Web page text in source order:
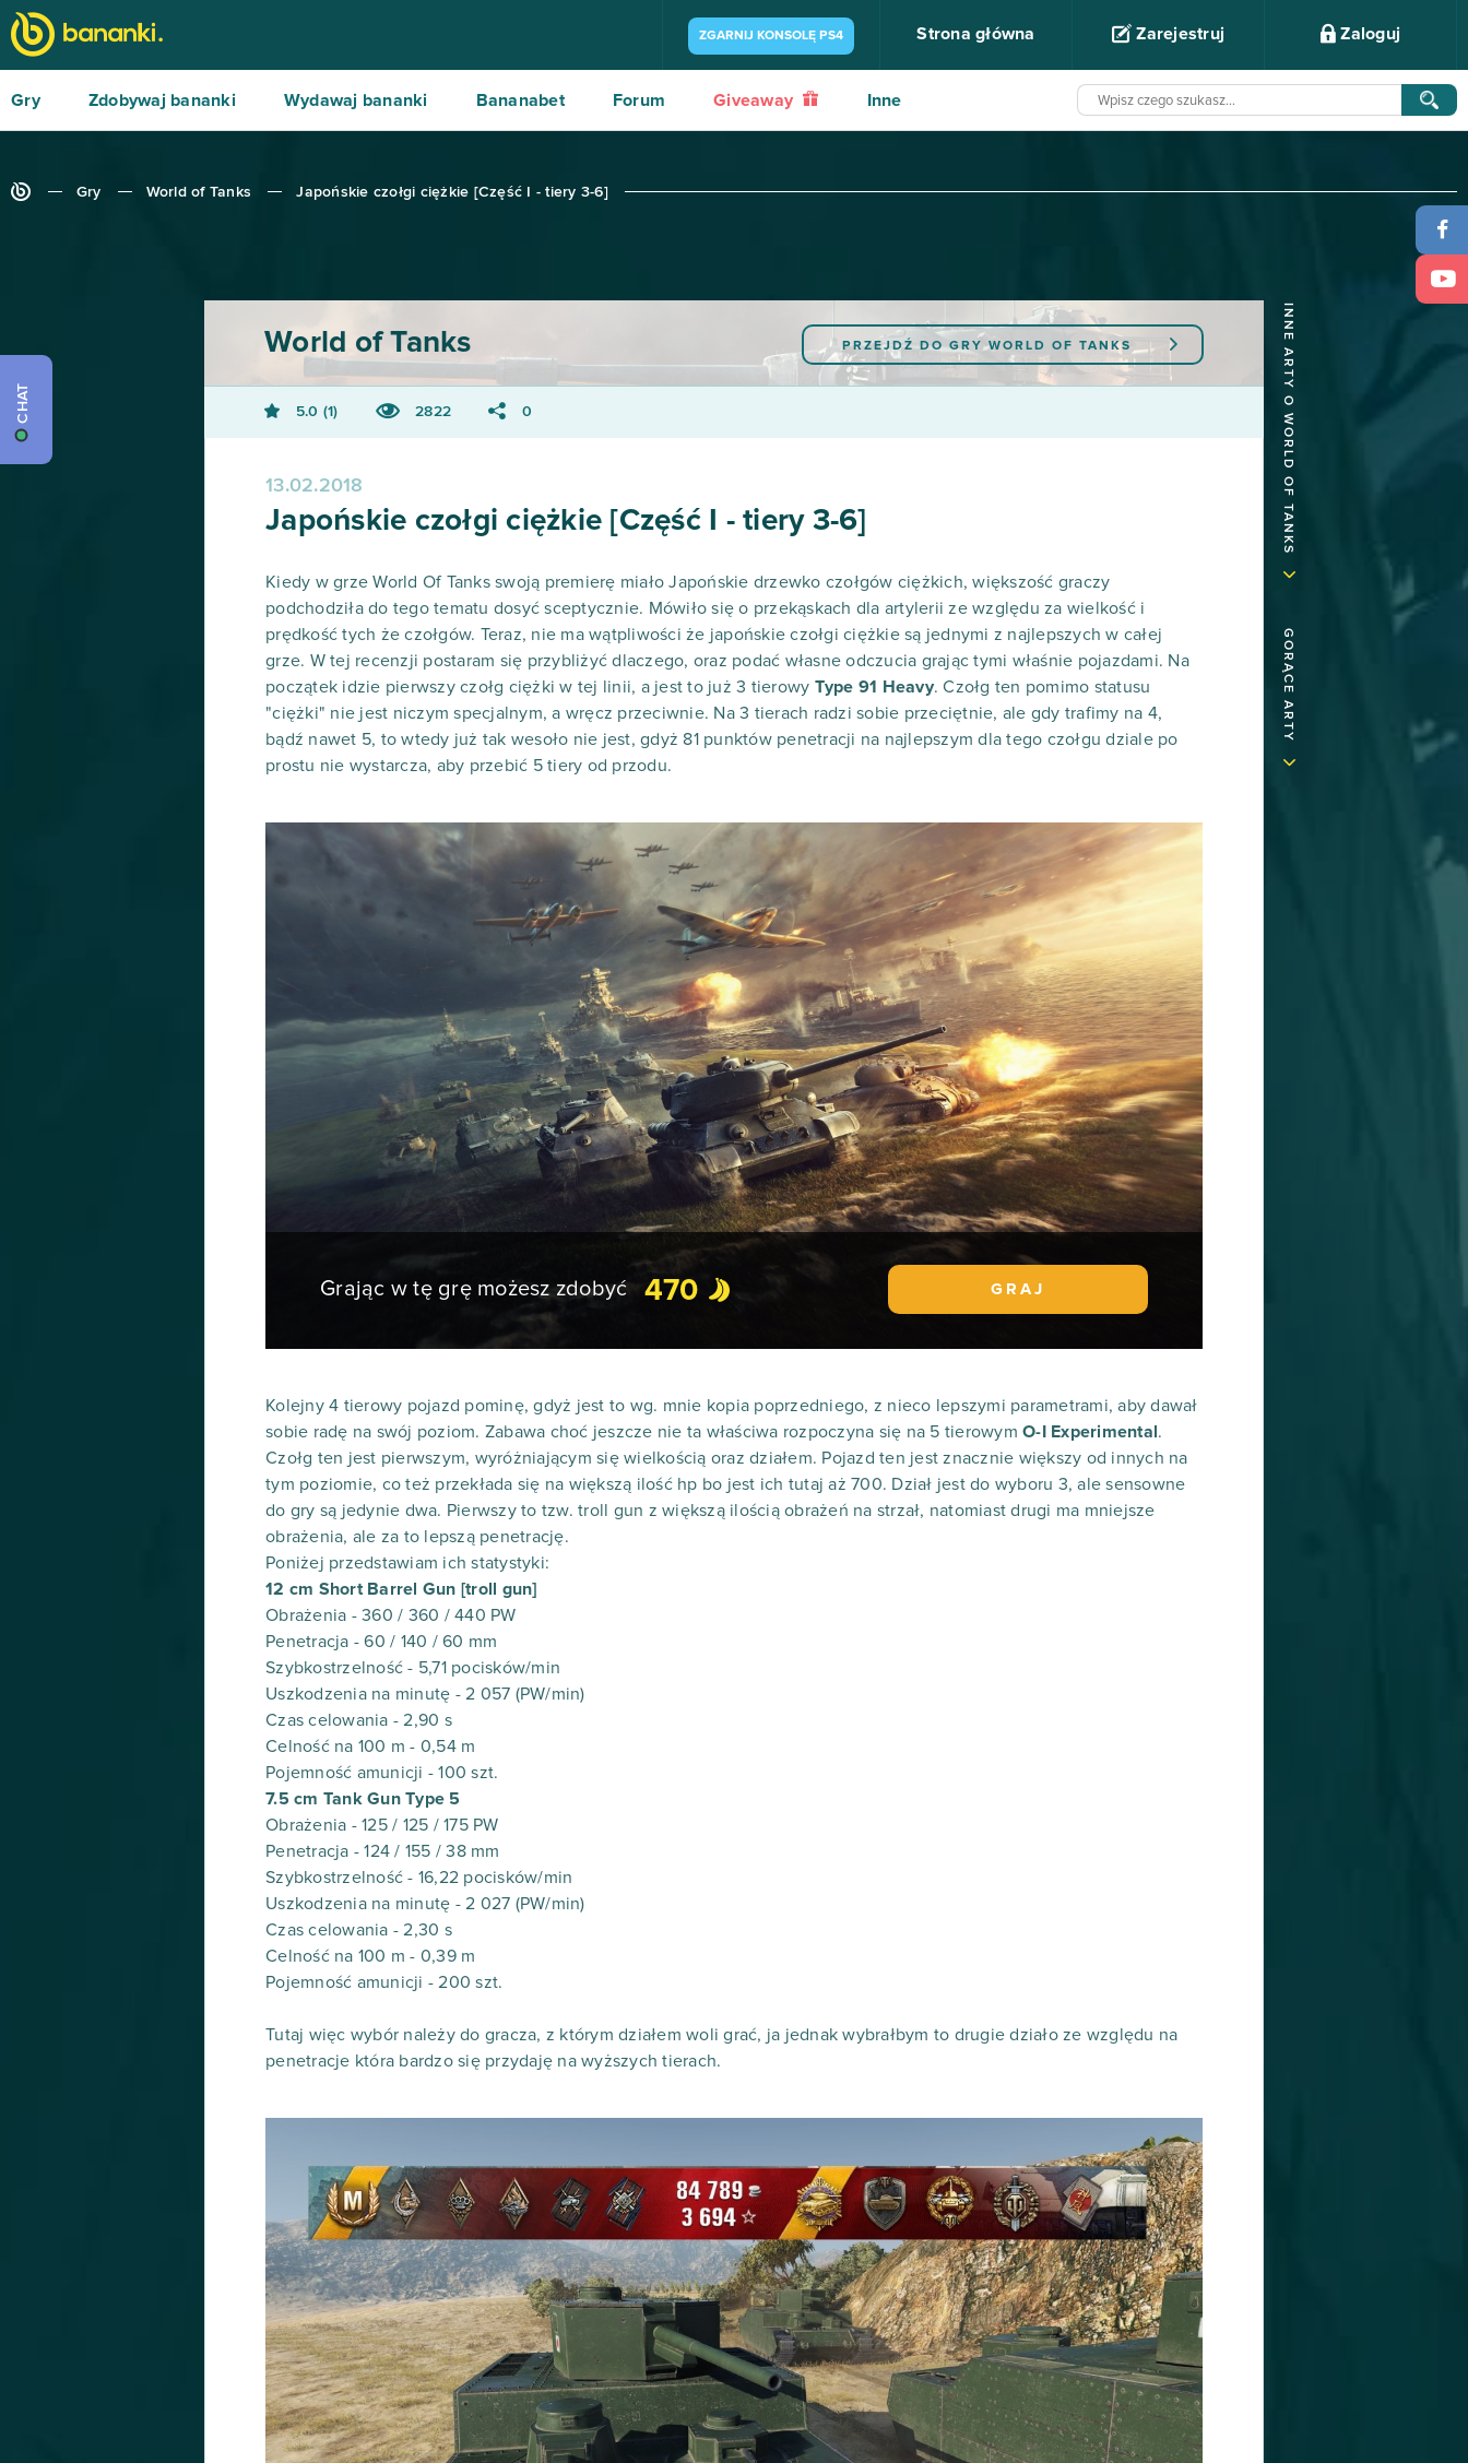
ZGARNIJ KONSOLĘ PS4 Strona główna Zarejestruj Zaloguj
Gry Zdobywaj bananki Wydawaj bananki Bananabet Forum Giveaway Inne
Gry World of Tanks Japońskie czołgi ciężkie [Część I - tiery 3-6]
INNE ARTY O WORLD OF TANKS
GORĄCE ARTY
PRZEJDŹ DO GRYWORLD OF TANKS
World of Tanks
5.0 1 2822 0
13.02.2018
Japońskie czołgi ciężkie [Część I - tiery 3-6]
Kiedy w grze World Of Tanks swoją premierę miało Japońskie drzewko czołgów ciężkich, większość graczy
podchodziła do tego tematu dosyć sceptycznie. Mówiło się o przekąskach dla artylerii ze względu za wielkość i
prędkość tych że czołgów. Teraz, nie ma wątpliwości że japońskie czołgi ciężkie są jednymi z najlepszych w całej
grze. W tej recenzji postaram się przybliżyć dlaczego, oraz podać własne odczucia grając tymi właśnie pojazdami. Na
początek idzie pierwszy czołg ciężki w tej linii, a jest to już 3 tierowy Type 91 Heavy. Czołg ten pomimo statusu
"ciężki" nie jest niczym specjalnym, a wręcz przeciwnie. Na 3 tierach radzi sobie przeciętnie, ale gdy trafimy na 4,
bądź nawet 5, to wtedy już tak wesoło nie jest, gdyż 81 punktów penetracji na najlepszym dla tego czołgu dziale po
prostu nie wystarcza, aby przebić 5 tiery od przodu.
Grając w tę grę możesz zdobyć 470 GRAJ
Kolejny 4 tierowy pojazd pominę, gdyż jest to wg. mnie kopia poprzedniego, z nieco lepszymi parametrami, aby dawał
sobie radę na swój poziom. Zabawa choć jeszcze nie ta właściwa rozpoczyna się na 5 tierowym O-I Experimental .
Czołg ten jest pierwszym, wyróżniającym się wielkością oraz działem. Pojazd ten jest znacznie większy od innych na
tym poziomie, co też przekłada się na większą ilość hp bo jest ich tutaj aż 700. Dział jest do wyboru 3, ale sensowne
do gry są jedynie dwa. Pierwszy to tzw. troll gun z większą ilością obrażeń na strzał, natomiast drugi ma mniejsze
obrażenia, ale za to lepszą penetrację.
Poniżej przedstawiam ich statystyki:
12 cm Short Barrel Gun [troll gun]
Obrażenia - 360 / 360 / 440 PW
Penetracja - 60 / 140 / 60 mm
Szybkostrzelność - 5,71 pocisków/min
Uszkodzenia na minutę - 2 057 (PW/min)
Czas celowania - 2,90 s
Celność na 100 m - 0,54 m
Pojemność amunicji - 100 szt.
7.5 cm Tank Gun Type 5
Obrażenia - 125 / 125 / 175 PW
Penetracja - 124 / 155 / 38 mm
Szybkostrzelność - 16,22 pocisków/min
Uszkodzenia na minutę - 2 027 (PW/min)
Czas celowania - 2,30 s
Celność na 100 m - 0,39 m
Pojemność amunicji - 200 szt.
Tutaj więc wybór należy do gracza, z którym działem woli grać, ja jednak wybrałbym to drugie działo ze względu na
penetracje która bardzo się przydaję na wyższych tierach.
CHAT